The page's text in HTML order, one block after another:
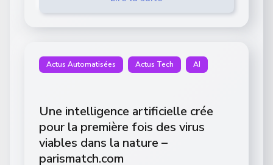
Actus Automatisées Actus Tech AI
Une intelligence artificielle crée
pour la première fois des virus
viables dans la nature –
parismatch.com